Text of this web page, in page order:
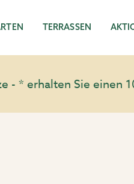
TERRASSEN
- * erhalten Sie einen